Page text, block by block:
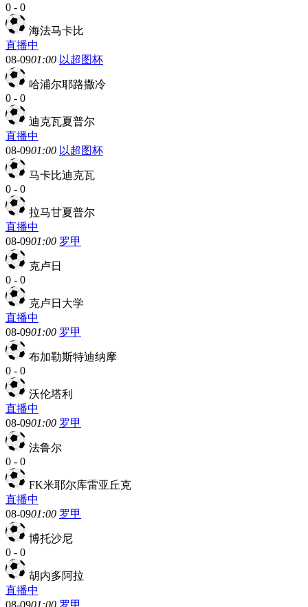
0 - 0
海法马卡比
直播中
08-0901:00 以超图杯
哈浦尔耶路撒冷
0 - 0
迪克瓦夏普尔
直播中
08-0901:00 以超图杯
马卡比迪克瓦
0 - 0
拉马甘夏普尔
直播中
08-0901:00 罗甲
克卢日
0 - 0
克卢日大学
直播中
08-0901:00 罗甲
布加勒斯特迪纳摩
0 - 0
沃伦塔利
直播中
08-0901:00 罗甲
法鲁尔
0 - 0
FK米耶尔库雷亚丘克
直播中
08-0901:00 罗甲
博托沙尼
0 - 0
胡内多阿拉
直播中
08-0901:00 罗甲